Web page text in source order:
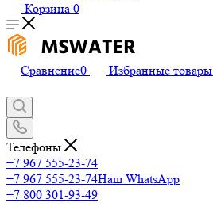
Корзина 0
Сравнение0 Избранные товары
Телефоны
+7 967 555-23-74
+7 967 555-23-74Наш WhatsApp
+7 800 301-93-49